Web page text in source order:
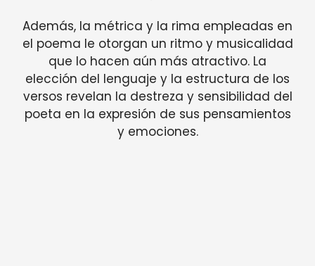
Además, la métrica y la rima empleadas en
el poema le otorgan un ritmo y musicalidad
que lo hacen aún más atractivo. La
elección del lenguaje y la estructura de los
versos revelan la destreza y sensibilidad del
poeta en la expresión de sus pensamientos
y emociones.